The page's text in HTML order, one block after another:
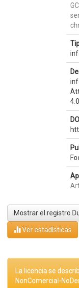
Mostrar el registro
Ver estadísticas
La licencia se
NonComercial-